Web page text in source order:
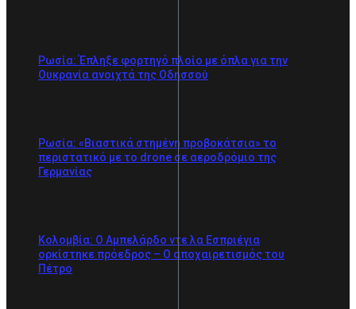
Ρωσία: Έπληξε φορτηγό πλοίο με όπλα για την
Ουκρανία ανοιχτά της Οδησσού
Ρωσία: «Βιαστικά στημένη προβοκάτσια» το
περιστατικό με το drone σε αεροδρόμιο της
Γερμανίας
Κολομβία: Ο Αμπελάρδο ντε λα Εσπριέγια
ορκίστηκε πρόεδρος – Ο αποχαιρετισμός του
Πέτρο